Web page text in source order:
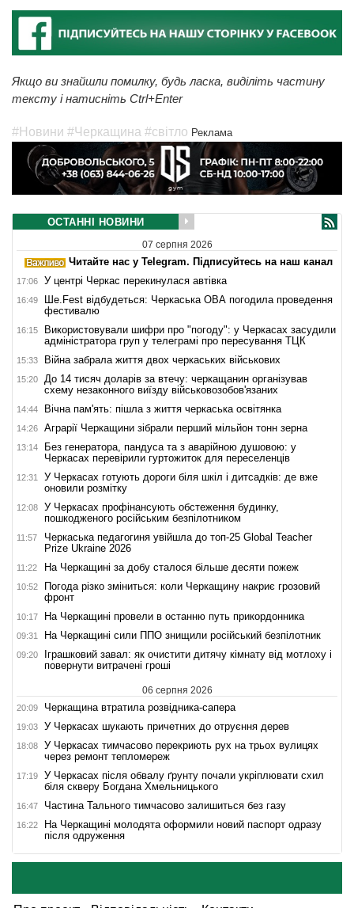
Якщо ви знайшли помилку, будь ласка, виділіть частину
тексту і натисніть Ctrl+Enter
#Новини #Черкащина #світло Реклама
ОСТАННІ НОВИНИ
07 серпня 2026
Читайте нас у Telegram. Підписуйтесь на наш канал
17:06 У центрі Черкас перекинулася автівка
16:49
Ше.Fest відбудеться: Черкаська ОВА погодила проведення
фестивалю
16:15
Використовували шифри про "погоду": у Черкасах засудили
адміністратора груп у телеграмі про пересування ТЦК
15:33 Війна забрала життя двох черкаських військових
15:20
До 14 тисяч доларів за втечу: черкащанин організував
схему незаконного виїзду військовозобов'язаних
14:44 Вічна пам'ять: пішла з життя черкаська освітянка
14:26 Аграрії Черкащини зібрали перший мільйон тонн зерна
13:14
Без генератора, пандуса та з аварійною душовою: у
Черкасах перевірили гуртожиток для переселенців
12:31
У Черкасах готують дороги біля шкіл і дитсадків: де вже
оновили розмітку
12:08
У Черкасах профінансують обстеження будинку,
пошкодженого російським безпілотником
11:57
Черкаська педагогиня увійшла до топ-25 Global Teacher
Prize Ukraine 2026
11:22 На Черкащині за добу сталося більше десяти пожеж
10:52
Погода різко зміниться: коли Черкащину накриє грозовий
фронт
10:17 На Черкащині провели в останню путь прикордонника
09:31 На Черкащині сили ППО знищили російський безпілотник
09:20
Іграшковий завал: як очистити дитячу кімнату від мотлоху і
повернути витрачені гроші
06 серпня 2026
20:09 Черкащина втратила розвідника-сапера
19:03 У Черкасах шукають причетних до отруєння дерев
18:08
У Черкасах тимчасово перекриють рух на трьох вулицях
через ремонт тепломереж
17:19
У Черкасах після обвалу ґрунту почали укріплювати схил
біля скверу Богдана Хмельницького
16:47 Частина Тального тимчасово залишиться без газу
16:22
На Черкащині молодята оформили новий паспорт одразу
після одруження